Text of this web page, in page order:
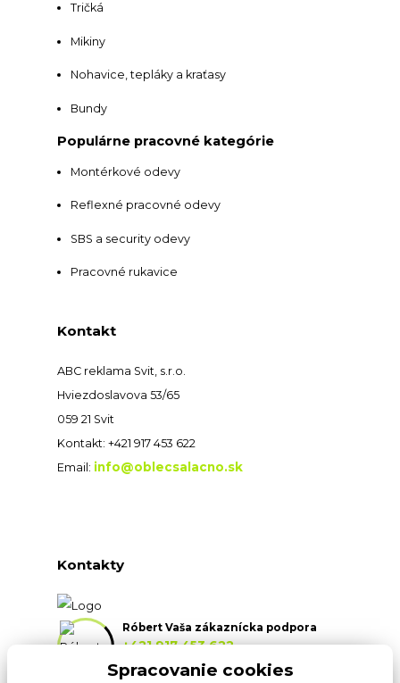
Tričká
Mikiny
Nohavice, tepláky a kraťasy
Bundy
Populárne pracovné kategórie
Montérkové odevy
Reflexné pracovné odevy
SBS a security odevy
Pracovné rukavice
Kontakt
ABC reklama Svit, s.r.o.
Hviezdoslavova 53/65
059 21 Svit
Kontakt: +421 917 453 622
Email: info@oblecsalacno.sk
Kontakty
Róbert Vaša zákaznícka podpora
+421 917 453 622
(Po-Pia, 8:30-16:30 hod.)
Spracovanie cookies